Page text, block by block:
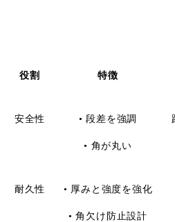
役割 特徴
安全性 • 段差を強調
• 角が丸い
耐久性 • 厚みと強度を強化
• 角欠け防止設計